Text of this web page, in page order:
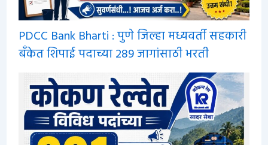
PDCC Bank Bharti : पुणे जिल्हा मध्यवर्ती सहकारी
बँकेत शिपाई पदाच्या 289 जागांसाठी भरती